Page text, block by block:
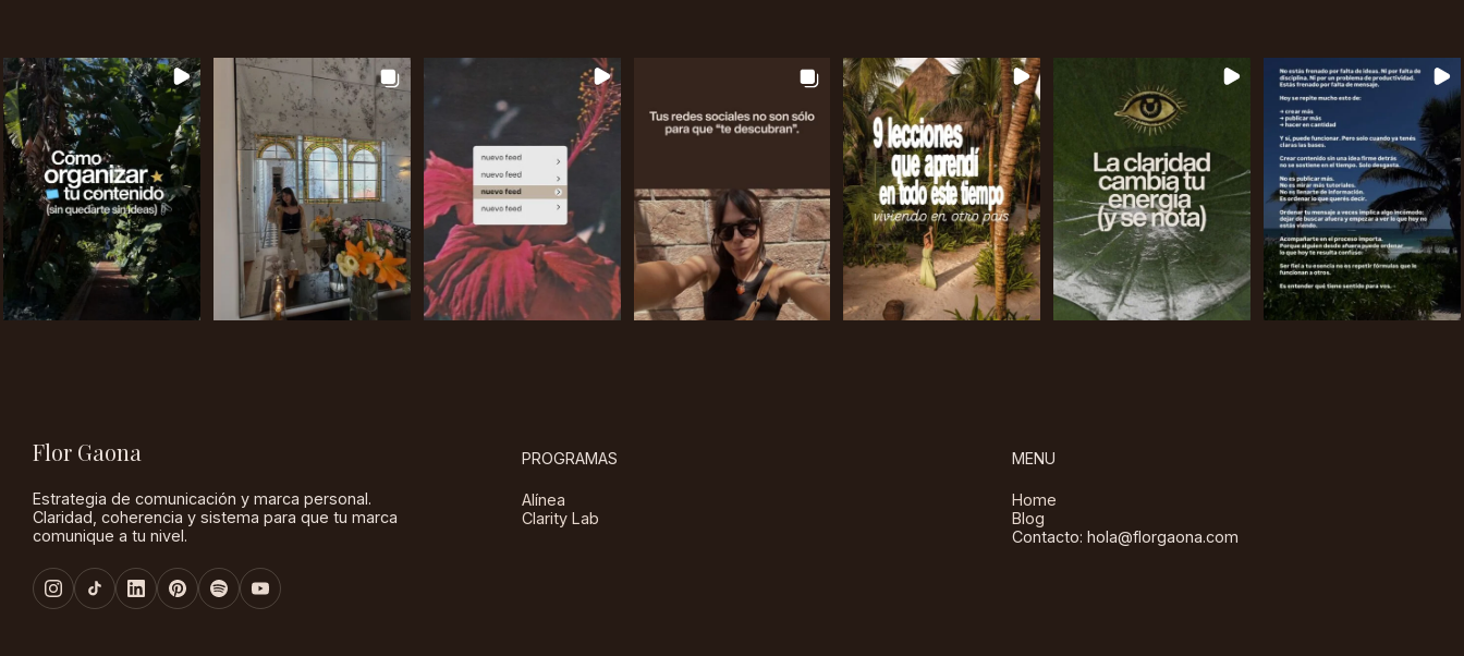
Flor Gaona
Estrategia de comunicación y marca personal.
Claridad, coherencia y sistema para que tu marca
comunique a tu nivel.
PROGRAMAS
Alínea
Clarity Lab
MENU
Home
Blog
Contacto: hola@florgaona.com